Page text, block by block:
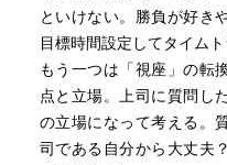
といけない。勝負が好き
目標時間設定してタイムト
もう一つは「視座」の転
点と立場。上司に質問し
の立場になって考える。
司である自分から大丈夫